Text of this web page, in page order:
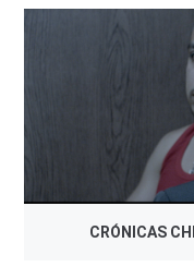
CRÓNICAS